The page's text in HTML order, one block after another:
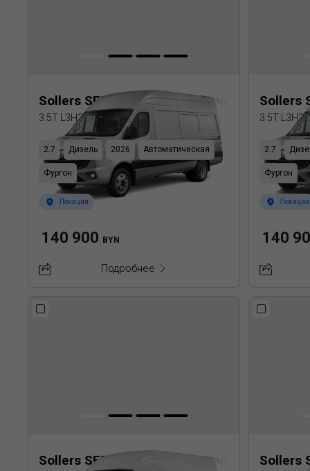
Sollers SF5 Цельнометаллический фургон
3.5T L3H2 DRW
2.7 Дизель 2026 Автоматическая
Фургон
Локация
140 900 BYN
Подробнее
Sollers
3.5T L3H2
2.7
Фургон
Локация
140
Sollers SF5 Цельнометаллический фургон
Sollers